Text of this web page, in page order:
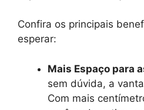
Confira os principais
esperar:
Mais Espaço para
sem dúvida, a
Com mais